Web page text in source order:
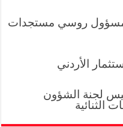
مسؤول روسي مستجدات
الأردني
لجنة الشؤون
الثنائية